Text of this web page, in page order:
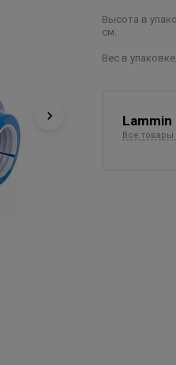
Высота в
см.
Вес в
Lammin
Все товары